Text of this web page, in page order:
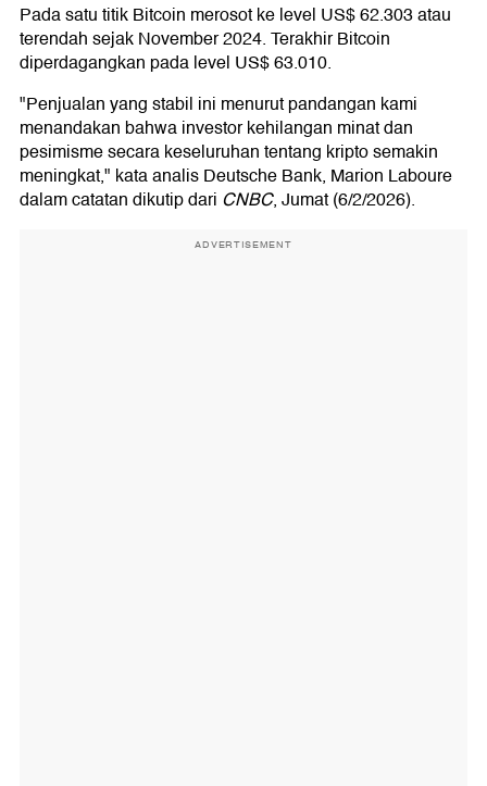
Pada satu titik Bitcoin merosot ke level US$ 62.303 atau
terendah sejak November 2024. Terakhir Bitcoin
diperdagangkan pada level US$ 63.010.
"Penjualan yang stabil ini menurut pandangan kami
menandakan bahwa investor kehilangan minat dan
pesimisme secara keseluruhan tentang kripto semakin
meningkat," kata analis Deutsche Bank, Marion Laboure
dalam catatan dikutip dari CNBC, Jumat (6/2/2026).
ADVERTISEMENT